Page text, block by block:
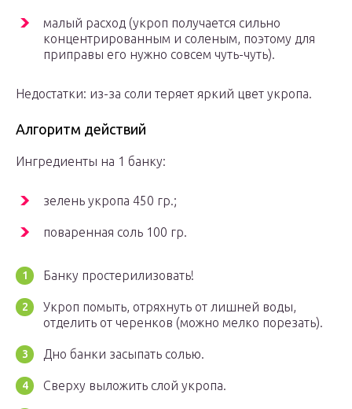
малый расход (укроп получается сильно
концентрированным и соленым, поэтому для
приправы его нужно совсем чуть-чуть).
Недостатки: из-за соли теряет яркий цвет укропа.
Алгоритм действий
Ингредиенты на 1 банку:
зелень укропа 450 гр.;
поваренная соль 100 гр.
Банку простерилизовать!
Укроп помыть, отряхнуть от лишней воды,
отделить от черенков (можно мелко порезать).
Дно банки засыпать солью.
Сверху выложить слой укропа.